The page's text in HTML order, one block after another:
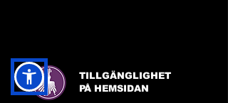
TILLGÄNGLIGHET
PÅ HEMSIDAN